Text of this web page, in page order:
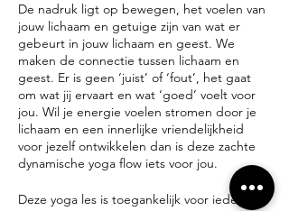
De nadruk ligt op bewegen, het voelen van
jouw lichaam en getuige zijn van wat er
gebeurt in jouw lichaam en geest. We
maken de connectie tussen lichaam en
geest. Er is geen ‘juist’ of ‘fout’, het gaat
om wat jij ervaart en wat ‘goed’ voelt voor
jou. Wil je energie voelen stromen door je
lichaam en een innerlijke vriendelijkheid
voor jezelf ontwikkelen dan is deze zachte
dynamische yoga flow iets voor jou.
Deze yoga les is toegankelijk voor iedereen.